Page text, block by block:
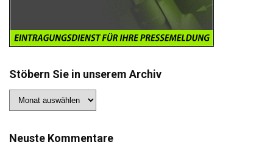
Stöbern Sie in unserem Archiv
Sie
Archiv
Neuste Kommentare